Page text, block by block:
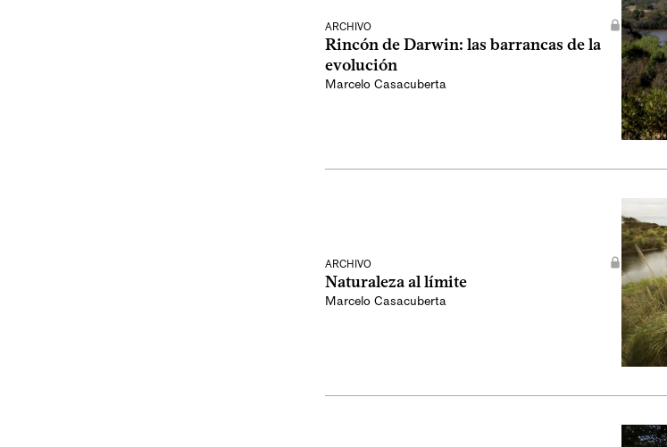
ARCHIVO
Rincón de Darwin: las barrancas de la
evolución
Marcelo Casacuberta
ARCHIVO
Naturaleza al límite
Marcelo Casacuberta